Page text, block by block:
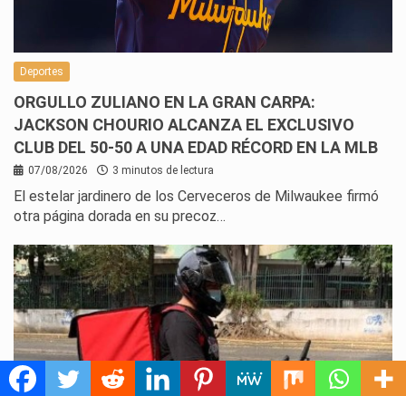
Deportes
ORGULLO ZULIANO EN LA GRAN CARPA:
JACKSON CHOURIO ALCANZA EL EXCLUSIVO
CLUB DEL 50-50 A UNA EDAD RÉCORD EN LA MLB
07/08/2026 3 minutos de lectura
El estelar jardinero de los Cerveceros de Milwaukee firmó
otra página dorada en su precoz…